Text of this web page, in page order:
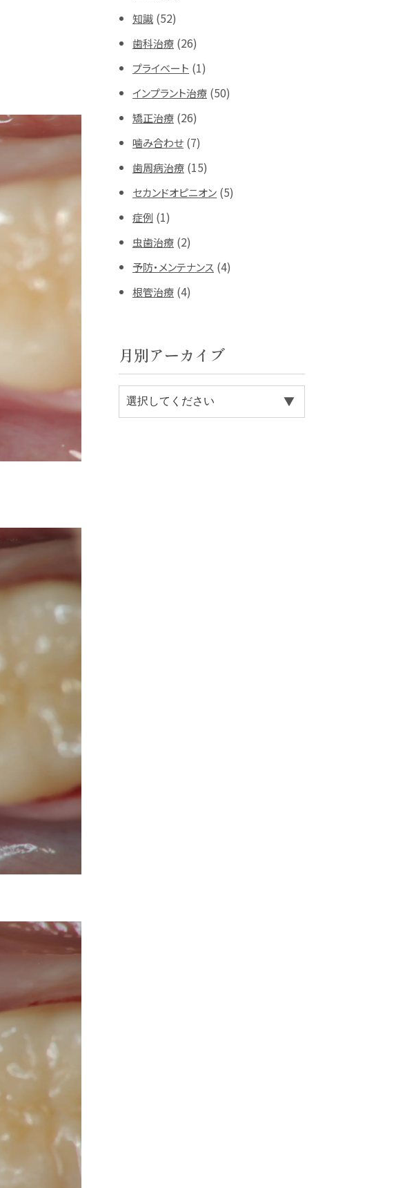
知識 (52)
歯科治療 (26)
プライベート (1)
インプラント治療 (50)
矯正治療 (26)
噛み合わせ (7)
歯周病治療 (15)
セカンドオピニオン (5)
症例 (1)
虫歯治療 (2)
予防・メンテナンス (4)
根管治療 (4)
月別アーカイブ